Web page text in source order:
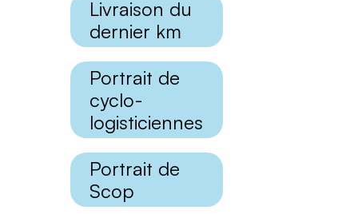
Livraison du
dernier km
Portrait de
cyclo-
logisticiennes
Portrait de
Scop